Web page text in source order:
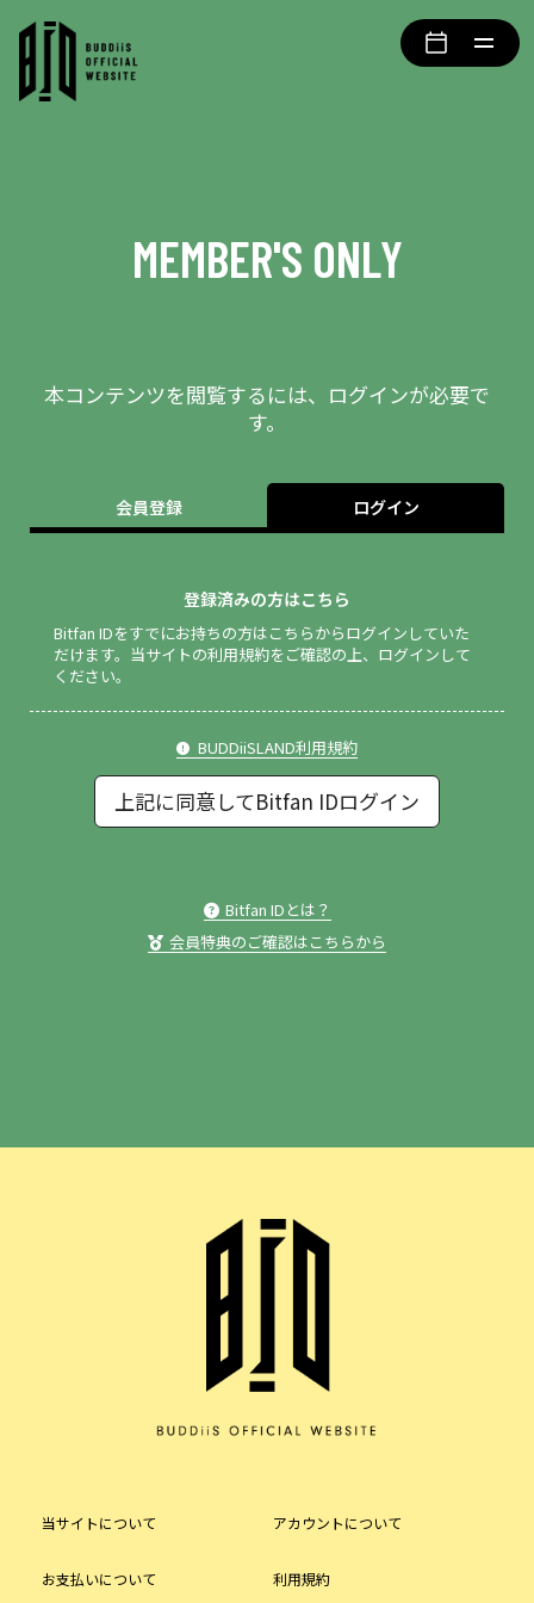
MEMBER'S ONLY
本コンテンツを閲覧するには、ログインが必要で
す。
会員登録 ログイン
登録済みの方はこちら
Bitfan IDをすでにお持ちの方はこちらからログインしていた
だけます。 当サイトの利用規約をご確認の上、ログインして
ください。
BUDDiiSLAND利用規約
上記に同意してBitfan IDログイン
Bitfan IDとは？
会員特典のご確認はこちらから
当サイトについて アカウントについて
お支払いについて 利用規約